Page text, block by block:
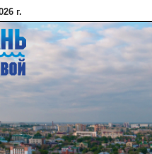
г.